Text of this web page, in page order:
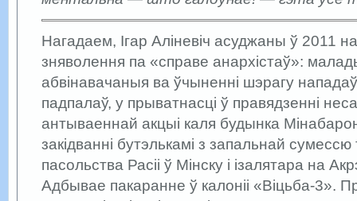
Нагадаем, Ігар Аліневіч асуджаны ў 2011
зняволення па «справе анархістаў»:
абвінавачаныя ва ўчыненні шэрагу нападаў
падпалаў, у прыватнасці ў правядзенні
антываеннай акцыі каля будынка
закідванні бутэлькамі з запальнай
пасольства Расіі ў Мінску і ізалятара на
Адбывае пакаранне ў калоніі «Віцьба­-3».